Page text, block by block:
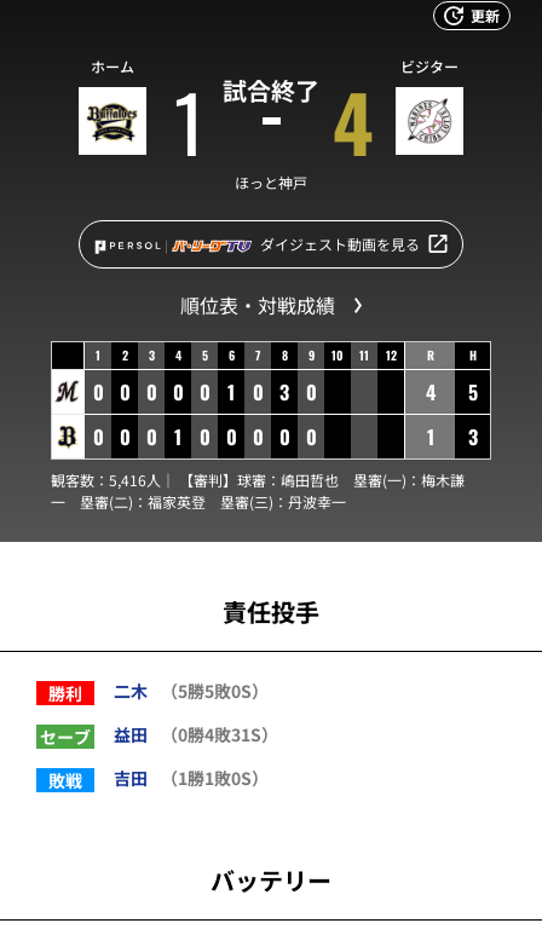
更新
試合終了
ホーム 1 4 ビジター
ほっと神戸
ダイジェスト動画を見る
順位表・対戦成績
1 2 3 4 5 6 7 8 9 10 11 12
0 0 0 0 0 1 0 3 0
0 0 0 1 0 0 0 0 0
R H
4
5
1
3
観客数：5,416人｜ 【審判】球審： 嶋田哲也 塁審(一)： 梅木謙
一 塁審(二)： 福家英登 塁審(三)： 丹波幸一
責任投手
勝利 二木
（5勝5敗0S）
セーブ
益田
（0勝4敗31S）
敗戦
吉田 （1勝1敗0S）
バッテリー